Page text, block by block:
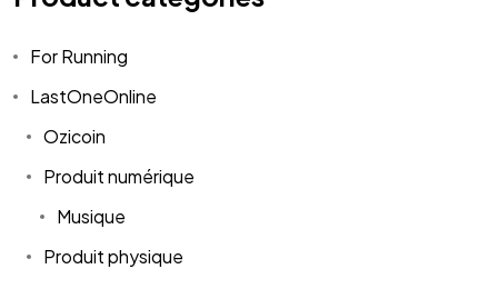
For Running
LastOneOnline
Ozicoin
Produit numérique
Musique
Produit physique